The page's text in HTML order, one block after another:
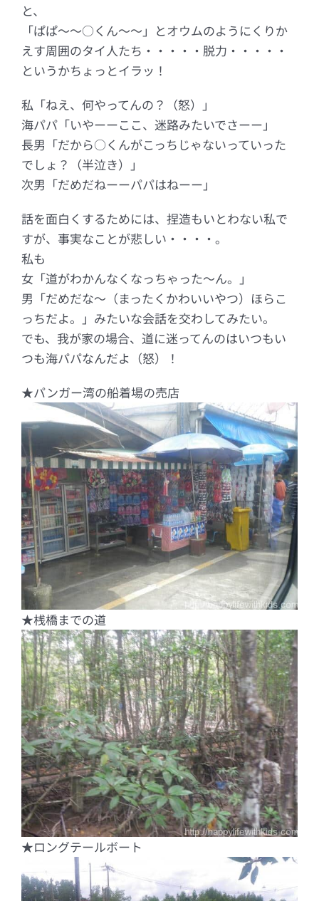
と、
「ぱぱ～～○くん～～」とオウムのようにくりか
えす周囲のタイ人たち・・・・・脱力・・・・・
というかちょっとイラッ！
私「ねえ、何やってんの？（怒）」
海パパ「いやーーここ、迷路みたいでさーー」
長男「だから○くんがこっちじゃないっていった
でしょ？（半泣き）」
次男「だめだねーーパパはねーー」
話を面白くするためには、捏造もいとわない私で
すが、事実なことが悲しい・・・・。
私も
女「道がわかんなくなっちゃった～ん。」
男「だめだな～（まったくかわいいやつ）ほらこ
っちだよ。」みたいな会話を交わしてみたい。
でも、我が家の場合、道に迷ってんのはいつもい
つも海パパなんだよ（怒）！
★パンガー湾の船着場の売店
★桟橋までの道
★ロングテールボート